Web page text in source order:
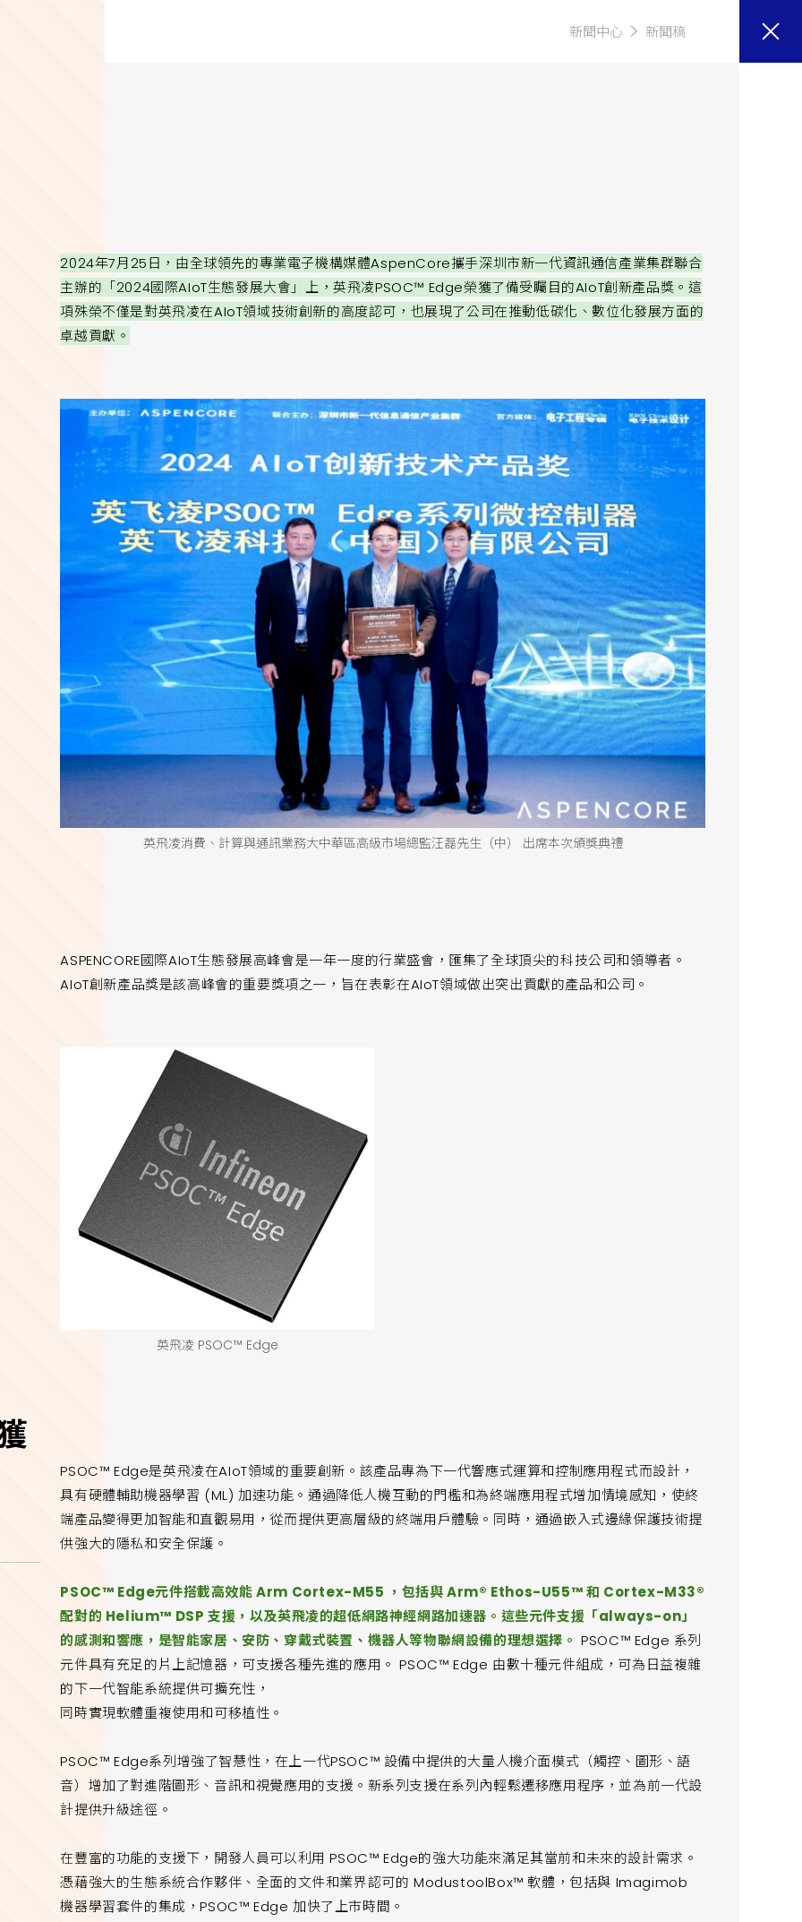
新聞中心 新聞稿
英飛凌消費、計算與通訊業務大中華區高級市場總監汪磊先生（中） 出席本次頒獎典禮
2024年7月25日，由全球領先的專業電子機構媒體AspenCore攜手深圳市新一代資訊通信產業集群聯合
主辦的「2024國際AIoT生態發展大會」上，英飛凌PSOC™ Edge榮獲了備受矚目的AIoT創新產品獎。這
項殊榮不僅是對英飛凌在AIoT領域技術創新的高度認可，也展現了公司在推動低碳化、數位化發展方面的
卓越貢獻。
英飛凌 PSOC™ Edge
ASPENCORE國際AIoT生態發展高峰會是一年一度的行業盛會，匯集了全球頂尖的科技公司和領導者。
AIoT創新產品獎是該高峰會的重要獎項之一，旨在表彰在AIoT領域做出突出貢獻的產品和公司。
PSOC™ Edge是英飛凌在AIoT領域的重要創新。該產品專為下一代響應式運算和控制應用程式而設計，
具有硬體輔助機器學習 (ML) 加速功能。通過降低人機互動的門檻和為終端應用程式增加情境感知，使終
端產品變得更加智能和直觀易用，從而提供更高層級的終端用戶體驗。同時，通過嵌入式邊緣保護技術提
供強大的隱私和安全保護。
PSOC™ Edge元件搭載高效能 Arm Cortex-M55 ，包括與 Arm® Ethos-U55™ 和 Cortex-M33®
配對的 Helium™ DSP 支援，以及英飛凌的超低網路神經網路加速器。這些元件支援「always-on」
的感測和響應，是智能家居、安防、穿戴式裝置、機器人等物聯網設備的理想選擇。 PSOC™ Edge 系列
元件具有充足的片上記憶器，可支援各種先進的應用。 PSOC™ Edge 由數十種元件組成，可為日益複雜
的下一代智能系統提供可擴充性，
同時實現軟體重複使用和可移植性。
PSOC™ Edge系列增強了智慧性，在上一代PSOC™ 設備中提供的大量人機介面模式（觸控、圖形、語
音）增加了對進階圖形、音訊和視覺應用的支援。新系列支援在系列內輕鬆遷移應用程序，並為前一代設
計提供升級途徑。
在豐富的功能的支援下，開發人員可以利用 PSOC™ Edge的強大功能來滿足其當前和未來的設計需求。
憑藉強大的生態系統合作夥伴、全面的文件和業界認可的 ModustoolBox™ 軟體，包括與 Imagimob
機器學習套件的集成，PSOC™ Edge 加快了上市時間。